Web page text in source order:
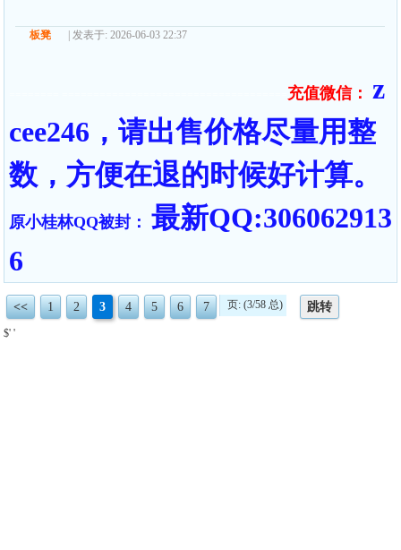
板凳 | 发表于: 2026-06-03 22:37
充值微信：
z
cee246，请出售价格尽量用整
数，方便在退的时候好计算。
原小桂林QQ被封： 最新QQ:306062913
6
<< 1 2 3 4 5 6 7 页: (3/58 总) 跳转
$' '